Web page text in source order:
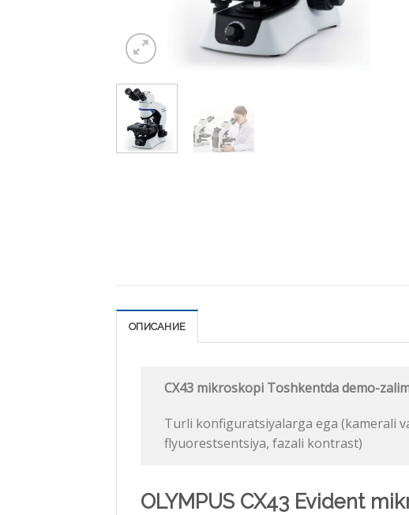
ОПИСАНИЕ
CX43 mikroskopi Toshkentda demo-
Turli konfiguratsiyalarga ega (kamerali
flyuorestsentsiya, fazali kontrast)
OLYMPUS CX43 Evident